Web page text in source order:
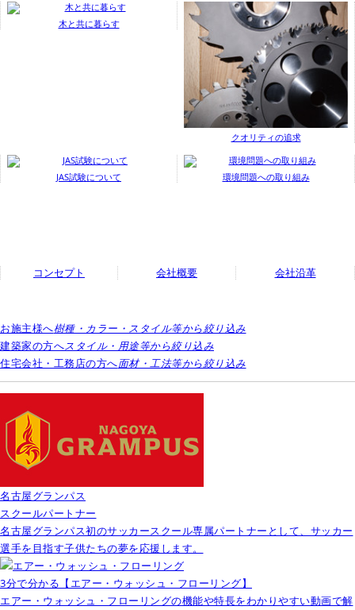
木と共に暮らす
クオリティの追求
JAS試験について 環境問題への取り組み
コンセプト 会社概要 会社沿革
お施主様へ樹種・カラー・スタイル等から絞り込み
建築家の方へスタイル・用途等から絞り込み
住宅会社・工務店の方へ面材・工法等から絞り込み
名古屋グランパス
スクールパートナー
名古屋グランパス初のサッカースクール専属パートナーとして、サッカー
選手を目指す子供たちの夢を応援します。
3分で分かる【エアー・ウォッシュ・フローリング】
エアー・ウォッシュ・フローリングの機能や特長をわかりやすい動画で解